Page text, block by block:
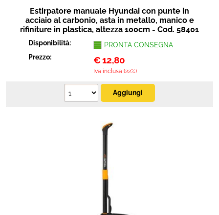
Estirpatore manuale Hyundai con punte in
acciaio al carbonio, asta in metallo, manico e
rifiniture in plastica, altezza 100cm - Cod. 58401
Disponibilità:
PRONTA CONSEGNA
Prezzo:
€12,80
Iva inclusa (22%)